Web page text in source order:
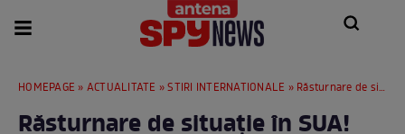
HOMEPAGE » ACTUALITATE »STIRI INTERNATIONALE » Răsturnare de situație în SUA! Cine a devenit favorit la câștigarea alegerilor! Verdictul dat de specialiști pentru Donald Trump și Joe Biden!
Răsturnare de situație în SUA!